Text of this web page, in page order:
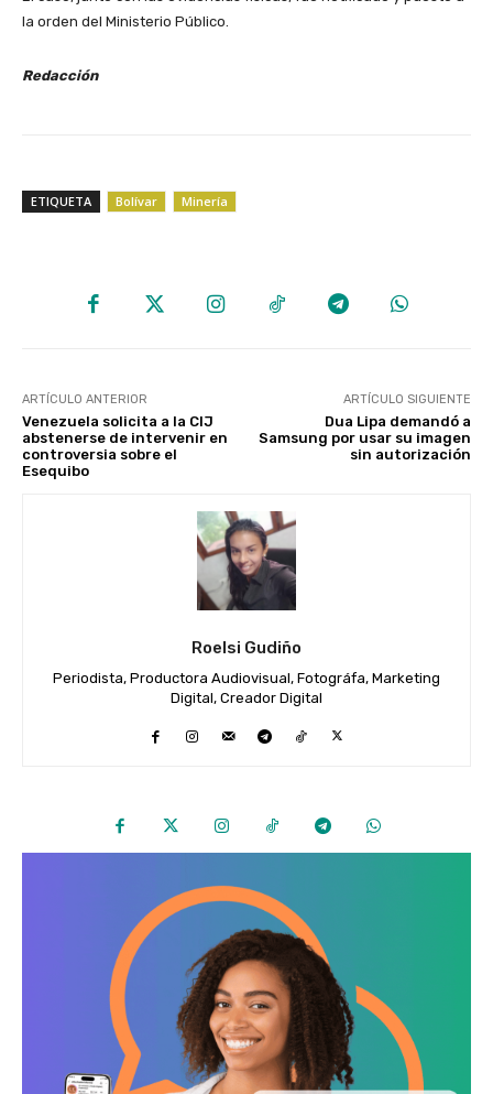
la orden del Ministerio Público.
Redacción
ETIQUETA Bolívar Minería
ARTÍCULO ANTERIOR
Venezuela solicita a la CIJ
abstenerse de intervenir en
controversia sobre el
Esequibo
ARTÍCULO SIGUIENTE
Dua Lipa demandó a
Samsung por usar su imagen
sin autorización
Roelsi Gudiño
Periodista, Productora Audiovisual, Fotográfa, Marketing
Digital, Creador Digital